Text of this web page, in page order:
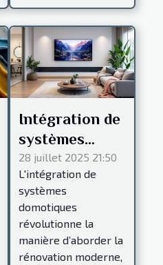
Intégration de
systèmes
domotiques
dans la
rénovation
moderne
28 juillet 2025 21:50
L'intégration de
systèmes
domotiques
révolutionne la
manière d’aborder la
rénovation moderne,